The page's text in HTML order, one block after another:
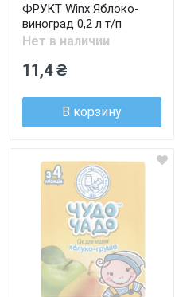
ФРУКТ Winx Яблоко-
виноград 0,2 л т/п
Нет в наличии
11,4 ₴
В корзину